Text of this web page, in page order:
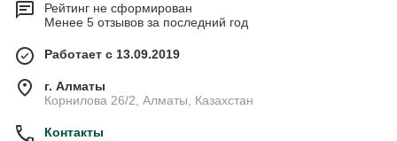
Рейтинг не сформирован
Менее 5 отзывов за последний год
Работает с 13.09.2019
г. Алматы
Корнилова 26/2, Алматы, Казахстан
Контакты